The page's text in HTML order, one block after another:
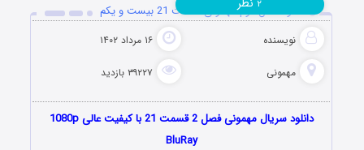
دانلود فصل دوم مهمونی قسمت 21 بیست و یکم
نویسنده ۱۶ مرداد ۱۴۰۲
مهمونی ۳۹۲۲۷ بازدید
۲
دانلود سریال مهمونی فصل 2 قسمت 21 با کیفیت عالی 1080p
BluRay